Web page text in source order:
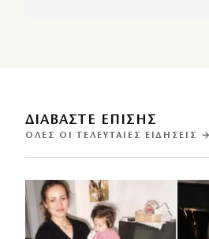
ΔΙΑΒΑΣΤΕ ΕΠΙΣΗΣ
ΌΛΕΣ ΟΙ ΤΕΛΕΥΤΑΊΕΣ ΕΙΔΉΣΕΙΣ →